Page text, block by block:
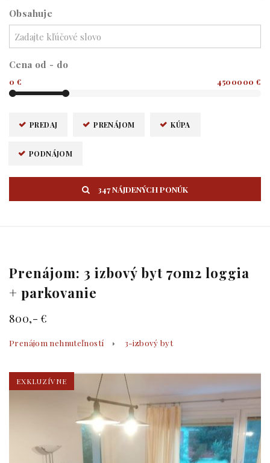
Obsahuje
Cena od - do
0 € 4500000 €
PREDAJ PRENÁJOM KÚPA
PODNÁJOM
347 NÁJDENÝCH PONÚK
Prenájom: 3 izbový byt 70m2 loggia
+ parkovanie
800,- €
Prenájom nehnuteľností 3-izbový byt
EXKLUZÍVNE